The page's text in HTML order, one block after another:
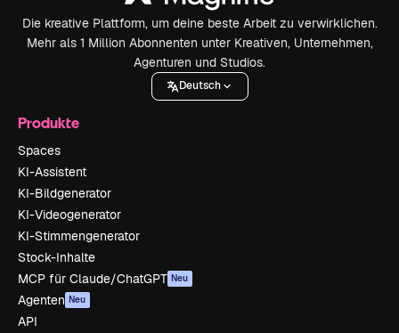
Die kreative Plattform, um deine beste Arbeit zu verwirklichen.
Mehr als 1 Million Abonnenten unter Kreativen, Unternehmen,
Agenturen und Studios.
Deutsch
Produkte
Spaces
KI-Assistent
KI-Bildgenerator
KI-Videogenerator
KI-Stimmengenerator
Stock-Inhalte
MCP für Claude/ChatGPT Neu
Agenten Neu
API